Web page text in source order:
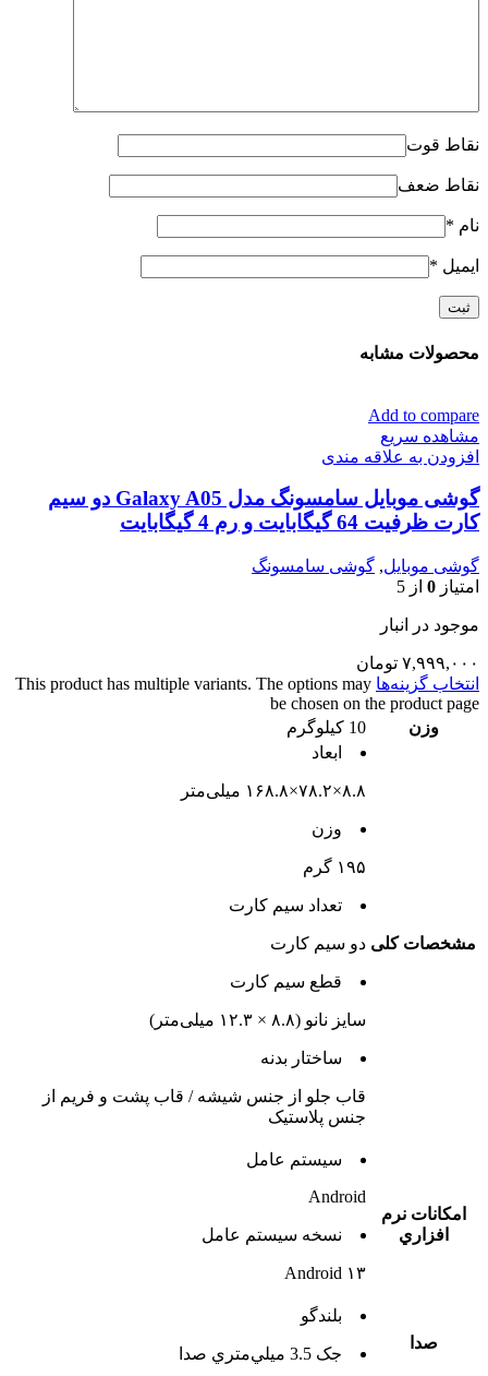
نقاط قوت
نقاط ضعف
نام *
ایمیل *
محصولات مشابه
Add to compare
مشاهده سریع
افزودن به علاقه مندی
گوشی موبایل سامسونگ مدل Galaxy A05 دو سیم
کارت ظرفیت 64 گیگابایت و رم 4 گیگابایت
گوشی موبایل, گوشی سامسونگ
امتیاز 0 از 5
موجود در انبار
۷,۹۹۹,۰۰۰ تومان
انتخاب گزینه‌ها This product has multiple variants. The options may
be chosen on the product page
وزن
10 کیلوگرم
مشخصات کلی
ابعاد
۸.۸×۷۸.۲×۱۶۸.۸ میلی‌متر
وزن
۱۹۵ گرم
تعداد سيم کارت
دو سيم کارت
قطع سيم کارت
سایز نانو (۸.۸ × ۱۲.۳ میلی‌متر)
ساختار بدنه
قاب جلو از جنس شیشه / قاب پشت و فریم از
جنس پلاستیک
امکانات نرم
افزاري
سيستم عامل
Android
نسخه سيستم عامل
Android ۱۳
صدا
بلندگو
جک 3.5 ميلي‌متري صدا